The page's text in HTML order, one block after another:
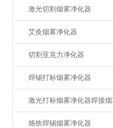
激光切割烟雾净化器
艾灸烟雾净化器
切割亚克力净化器
焊锡打标烟雾净化器
烙铁焊锡烟雾净化器